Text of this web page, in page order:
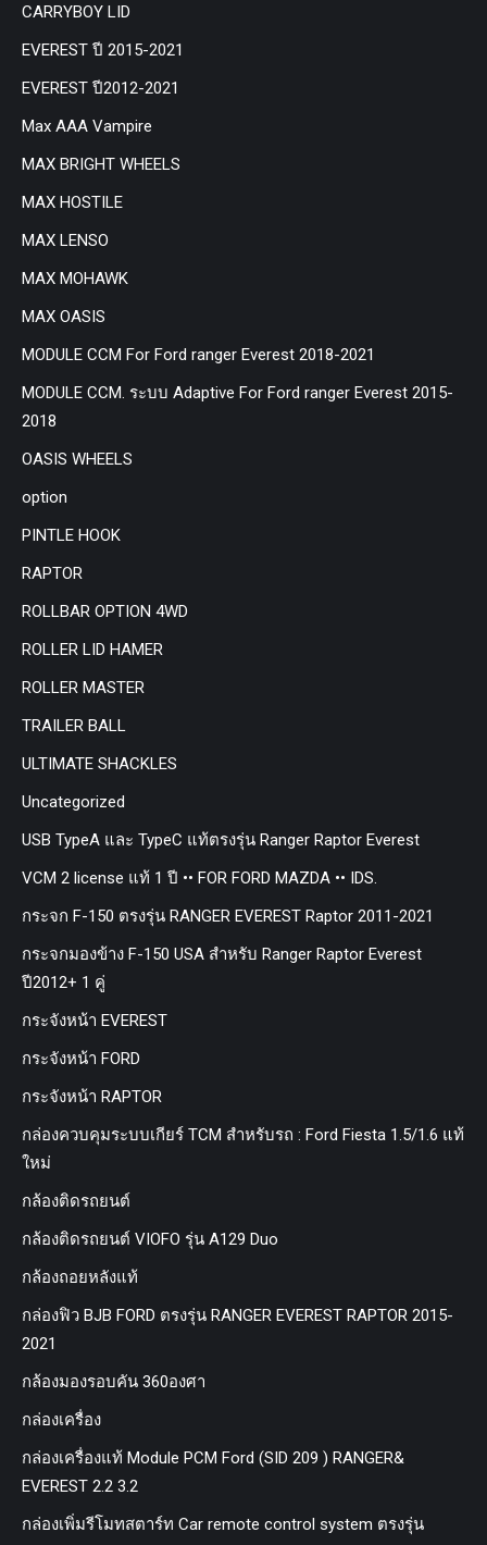
CARRYBOY LID
EVEREST ปี 2015-2021
EVEREST ปี2012-2021
Max AAA Vampire
MAX BRIGHT WHEELS
MAX HOSTILE
MAX LENSO
MAX MOHAWK
MAX OASIS
MODULE CCM For Ford ranger Everest 2018-2021
MODULE CCM. ระบบ Adaptive For Ford ranger Everest 2015-
2018
OASIS WHEELS
option
PINTLE HOOK
RAPTOR
ROLLBAR OPTION 4WD
ROLLER LID HAMER
ROLLER MASTER
TRAILER BALL
ULTIMATE SHACKLES
Uncategorized
USB TypeA และ TypeC แท้ตรงรุ่น Ranger Raptor Everest
VCM 2 license แท้ 1 ปี •• FOR FORD MAZDA •• IDS.
กระจก F-150 ตรงรุ่น RANGER EVEREST Raptor 2011-2021
กระจกมองข้าง F-150 USA สำหรับ Ranger Raptor Everest
ปี2012+ 1 คู่
กระจังหน้า EVEREST
กระจังหน้า FORD
กระจังหน้า RAPTOR
กล่องควบคุมระบบเกียร์ TCM สำหรับรถ : Ford Fiesta 1.5/1.6 แท้
ใหม่
กล้องติดรถยนต์
กล้องติดรถยนต์ VIOFO รุ่น A129 Duo
กล้องถอยหลังแท้
กล่องฟิว BJB FORD ตรงรุ่น RANGER EVEREST RAPTOR 2015-
2021
กล้องมองรอบคัน 360องศา
กล่องเครื่อง
กล่องเครื่องแท้ Module PCM Ford (SID 209 ) RANGER&
EVEREST 2.2 3.2
กล่องเพิ่มรีโมทสตาร์ท Car remote control system ตรงรุ่น